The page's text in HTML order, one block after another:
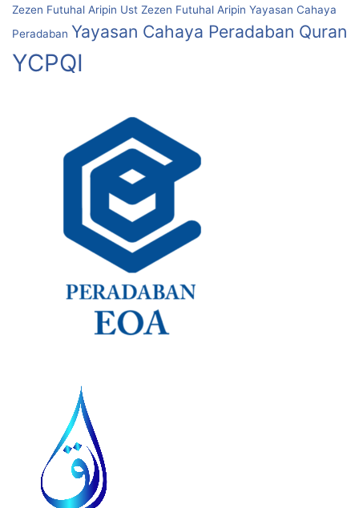
Zezen Futuhal Aripin Ust Zezen Futuhal Aripin Yayasan Cahaya
Peradaban Yayasan Cahaya Peradaban Quran
YCPQI